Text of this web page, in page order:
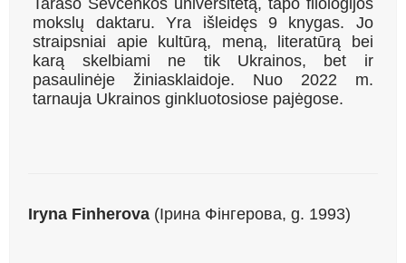
mokslų daktaru. Yra išleidęs 9 knygas. Jo
straipsniai apie kultūrą, meną, literatūrą bei
karą skelbiami ne tik Ukrainos, bet ir
pasaulinėje žiniasklaidoje. Nuo 2022 m.
tarnauja Ukrainos ginkluotosiose pajėgose.
Iryna Finherova (Ірина Фінгерова, g. 1993)